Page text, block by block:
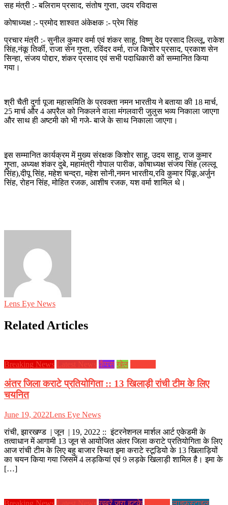
सह मंत्री :- बलिराम प्रसाद, संतोष गुप्ता, उदय रविदास
कोषाध्यक्ष :- प्रमोद शाश्वत अंकेक्षक :- प्रेम सिंह
प्रचार मंत्री :- सुनील कुमार वर्मा एवं शंकर साहू, विष्णु देव प्रसाद लिल्लू, राकेश
सिंह,नंकू तिर्की, राजा सेन गुप्ता, रविंदर वर्मा, राज किशोर प्रसाद, प्रकाश सेन
सिन्हा, संजय पोद्दार, शंकर प्रसाद एवं सभी पदाधिकारी कों सम्मानित किया
गया।
श्री चैती दुर्गा पूजा महासमिति के प्रवक्ता नमन भारतीय ने बताया की 18 मार्च,
25 मार्च और 4 अप्रैल को निकलने वाला मंगलवारी जुलुस भव्य निकाला जाएगा
और साथ ही अष्टमी को भी गजे- बाजे के साथ निकाला जाएगा।
इस सम्मानित कार्यक्रम में मुख्य संरक्षक किशोर साहू, उदय साहू, राज कुमार
गुप्ता, अध्यक्ष शंकर दुबे, महामंत्री गोपाल पारीक, कोषाध्यक्ष संजय सिंह (लल्लू
सिंह),दीपू सिंह, महेश चन्द्रा, महेश सोनी,नमन भारतीय,रवि कुमार पिंकू,अर्जुन
सिंह, रोहन सिंह, मोहित रजक, आशीष रजक, यश वर्मा शामिल थे।
Lens Eye News
Related Articles
Breaking News Latest News कैंपस खेल
अंतर जिला कराटे प्रतियोगिता :: 13 खिलाड़ी रांची टीम के लिए
चयनित
June 19, 2022Lens Eye News
रांची, झारखण्ड | जून | 19, 2022 :: इंटरनेशनल मार्शल आर्ट एकेडमी के
तत्वाधान में आगामी 13 जून से आयोजित अंतर जिला कराटे प्रतियोगिता के लिए
आज रांची टीम के लिए बहु बाजार स्थित इमा कराटे स्टूडियो के 13 खिलाड़ियों
का चयन किया गया जिसमें 4 लड़कियां एवं 9 लड़के खिलाड़ी शामिल है। इमा के
[…]
Breaking News Latest News ख़बरें जरा हटके लाइफस्टाइल